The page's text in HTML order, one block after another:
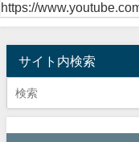
https://
サイト内検索